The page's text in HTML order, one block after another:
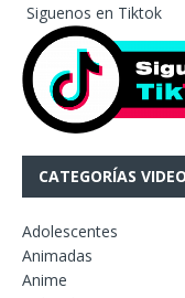
Siguenos en Tiktok
CATEGORÍAS
Adolescentes
Animadas
Anime